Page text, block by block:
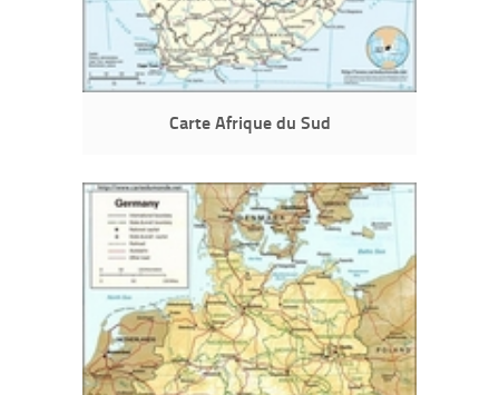
Carte Afrique du Sud